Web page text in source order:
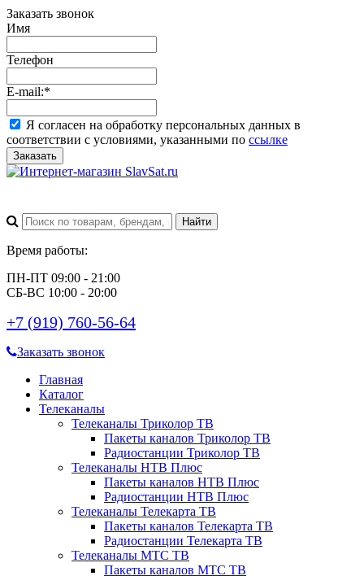
Заказать звонок
Имя
Телефон
E-mail:*
Я согласен на обработку персональных данных в
соответствии с условиями, указанными по ссылке
Заказать
Время работы:
ПН-ПТ 09:00 - 21:00
СБ-ВС 10:00 - 20:00
+7 (919) 760-56-64
Заказать звонок
Главная
Каталог
Телеканалы
Телеканалы Триколор ТВ
Пакеты каналов Триколор ТВ
Радиостанции Триколор ТВ
Телеканалы НТВ Плюс
Пакеты каналов НТВ Плюс
Радиостанции НТВ Плюс
Телеканалы Телекарта ТВ
Пакеты каналов Телекарта ТВ
Радиостанции Телекарта ТВ
Телеканалы МТС ТВ
Пакеты каналов МТС ТВ